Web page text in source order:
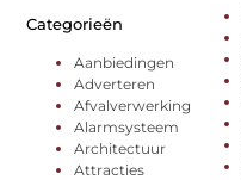
Categorieën
Aanbiedingen
Adverteren
Afvalverwerking
Alarmsysteem
Architectuur
Attracties